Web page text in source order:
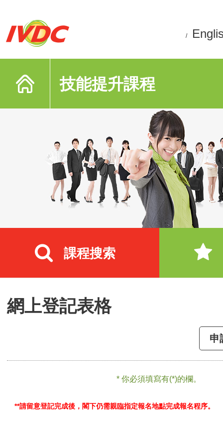
/
技能提升課程
課程搜索
網上登記表格
申
* 你必須填寫有(*)的欄。
**請留意登記完成後，閣下仍需親臨指定報名地點完成報名程序。